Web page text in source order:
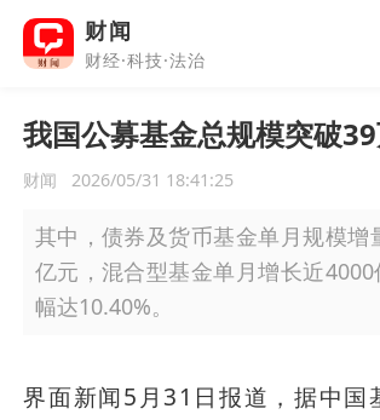
财闻
财经·科技·法治
我国公募基金总规模突破
财闻 2026/05/31 18:41:25
其中，债券及货币基金单月规模增
亿元，混合型基金单月增长近
幅达10.40%。
界面新闻5月31日报道，据中国